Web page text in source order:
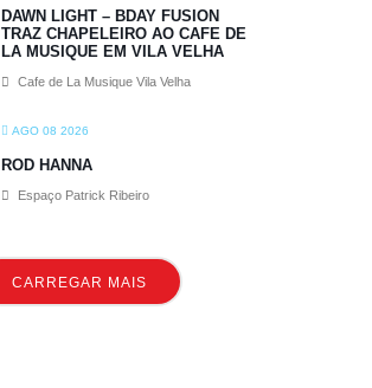
DAWN LIGHT – BDAY FUSION
TRAZ CHAPELEIRO AO CAFE DE
LA MUSIQUE EM VILA VELHA
Cafe de La Musique Vila Velha
AGO 08 2026
ROD HANNA
Espaço Patrick Ribeiro
CARREGAR MAIS